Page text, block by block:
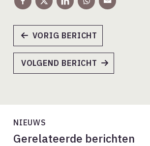
VORIG BERICHT
VOLGEND BERICHT
NIEUWS
Gerelateerde berichten